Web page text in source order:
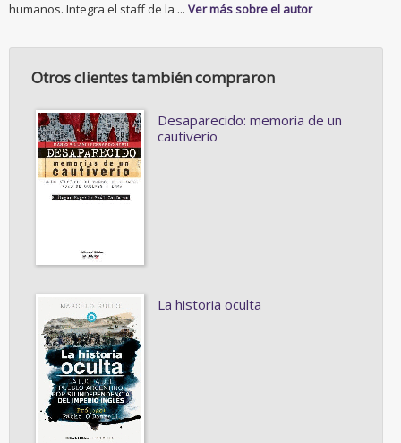
humanos. Integra el staff de la ... Ver más sobre el autor
Otros clientes también compraron
Desaparecido: memoria de un
cautiverio
La historia oculta